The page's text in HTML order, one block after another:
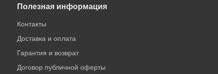
Полезная информация
Контакты
Доставка и оплата
Гарантия и возврат
Договор публичной оферты